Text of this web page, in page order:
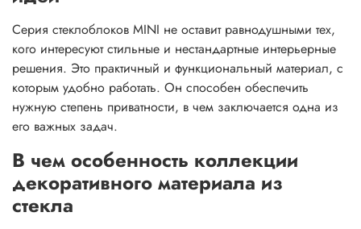
Серия стеклоблоков MINI не оставит равнодушными тех,
кого интересуют стильные и нестандартные интерьерные
решения. Это практичный и функциональный материал, с
которым удобно работать. Он способен обеспечить
нужную степень приватности, в чем заключается одна из
его важных задач.
В чем особенность коллекции
декоративного материала из
стекла